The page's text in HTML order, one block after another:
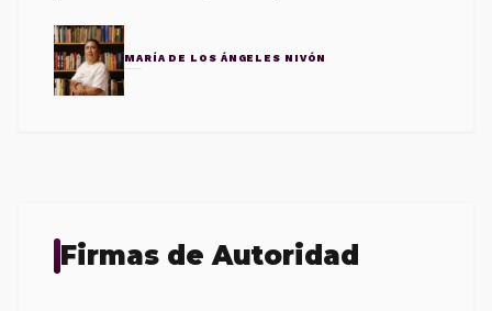
MARÍA DE LOS ÁNGELES NIVÓN
Firmas de Autoridad